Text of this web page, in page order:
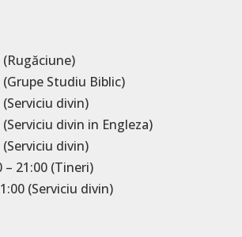
(Rugăciune)
(Grupe Studiu Biblic)
(Serviciu divin)
(Serviciu divin in Engleza)
(Serviciu divin)
– 21:00 (Tineri)
(Serviciu divin)